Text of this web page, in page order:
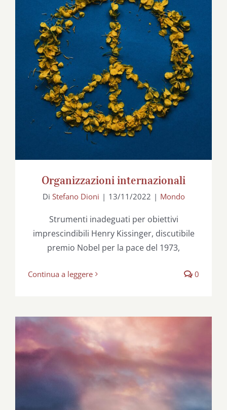
Organizzazioni internazionali
Organizzazioni internazionali
Di Stefano Dioni | 13/11/2022 | Mondo
Strumenti inadeguati per obiettivi
imprescindibili Henry Kissinger, discutibile
premio Nobel per la pace del 1973,
Continua a leggere 0